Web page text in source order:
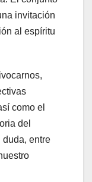
invitación
al espíritu
como el
del
duda, entre